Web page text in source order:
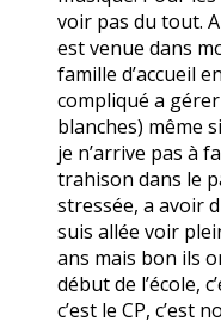
voir pas du tout.
est venue dans
famille d’accueil
compliqué a
blanches) même
je n’arrive pas à
trahison dans le
stressée, a avoir
suis allée voir
ans mais bon ils
début de l’école,
c’est le CP, c’est